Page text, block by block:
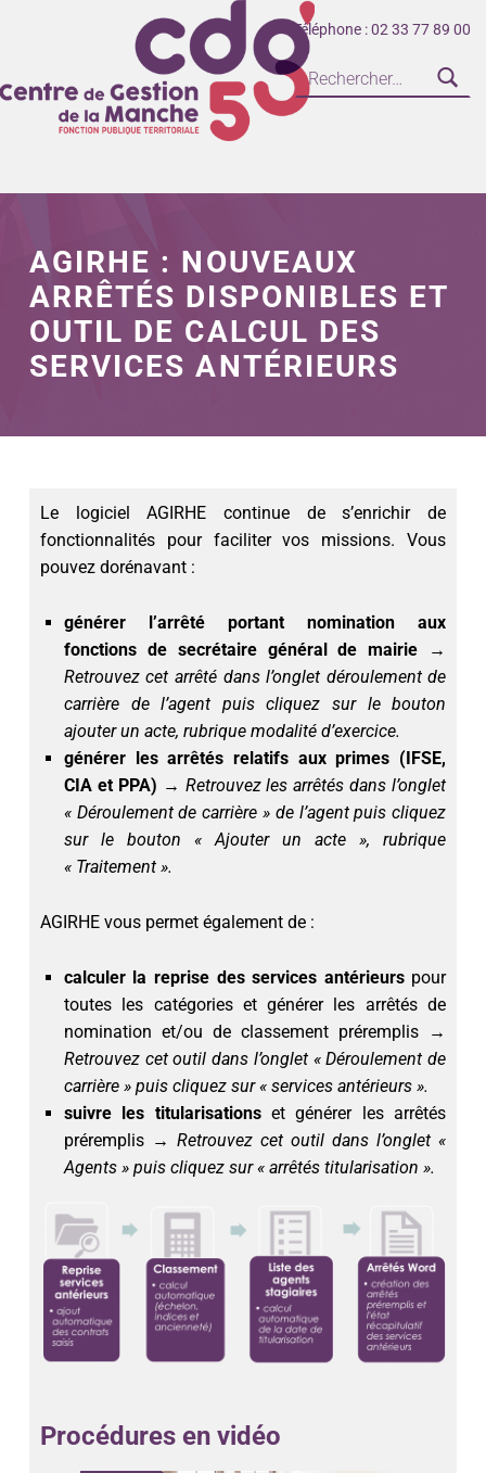
Téléphone : 02 33 77 89 00
AGIRHE : NOUVEAUX
ARRÊTÉS DISPONIBLES ET
OUTIL DE CALCUL DES
SERVICES ANTÉRIEURS
Le logiciel AGIRHE continue de s’enrichir de
fonctionnalités pour faciliter vos missions. Vous
pouvez dorénavant :
générer l’arrêté portant nomination aux
fonctions de secrétaire général de mairie
→
Retrouvez cet arrêté dans l’onglet déroulement de
carrière de l’agent puis cliquez sur le bouton
ajouter un acte, rubrique modalité d’exercice.
générer les arrêtés relatifs aux primes (IFSE,
CIA et PPA) → Retrouvez les arrêtés dans l’onglet
« Déroulement de carrière » de l’agent puis cliquez
sur le bouton « Ajouter un acte », rubrique
« Traitement ».
AGIRHE vous permet également de :
calculer la reprise des services antérieurspour
toutes les catégories et générer les arrêtés de
nomination et/ou de classement préremplis
→
Retrouvez cet outil dans l’onglet « Déroulement de
carrière » puis cliquez sur « services antérieurs ».
suivre les titularisationset générer les arrêtés
préremplis → Retrouvez cet outil dans l’onglet «
Agents » puis cliquez sur « arrêtés titularisation ».
Procédures en vidéo